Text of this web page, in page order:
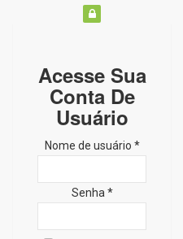
Acesse Sua
Conta De
Usuário
Nome de usuário *
Senha *